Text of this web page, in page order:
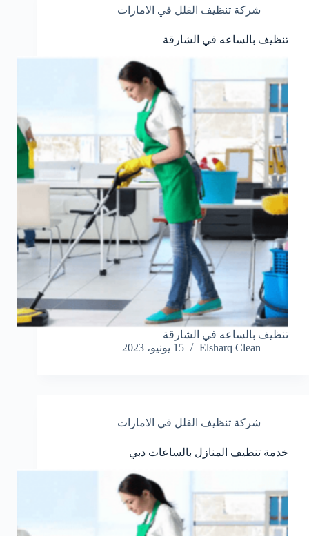
شركة تنظيف الفلل في الامارات
تنظيف بالساعه في الشارقة
تنظيف بالساعه في الشارقة
Elsharq Clean
15 يونيو، 2023
شركة تنظيف الفلل في الامارات
خدمة تنظيف المنازل بالساعات دبي